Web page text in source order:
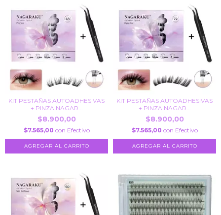
KIT PESTAÑAS AUTOADHESIVAS
+ PINZA NAGAR...
$8.900,00
$7.565,00 con Efectivo
KIT PESTAÑAS AUTOADHESIVAS
+ PINZA NAGAR...
$8.900,00
$7.565,00 con Efectivo